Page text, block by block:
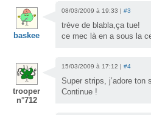
baskee
08/03/2009 à 19:33 | #3
trève de blabla,ça tue!
ce mec là en a sous la
trooper
n°712
15/03/2009 à 17:12 | #4
Super strips, j’adore ton
Continue !